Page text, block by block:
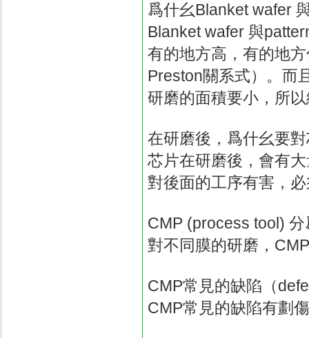
爲什幺Blanket wafer
Blanket wafer 與
有的地方高，有的地
Preston關系式）。而
研磨的面積要小，所
在研磨後，爲什幺要
芯片在研磨後，會有
對後面的工序有害，
CMP (process tool) 分
對不同膜的研磨， CMP
CMP常見的缺陷（
CMP常見的缺陷有劃傷